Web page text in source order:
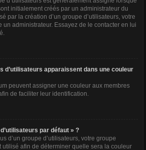
initialement créés par un administrateur du
par la création d’un groupe d’utilisateurs, votre
un administrateur. Essayez de le contacter en lui
d’utilisateurs apparaissent dans une couleur
peuvent assigner une couleur aux membres
de faciliter leur identification.
par défaut » ?
d’un groupe d’utilisateurs, votre groupe
utilisé afin de déterminer quelle sera la couleur